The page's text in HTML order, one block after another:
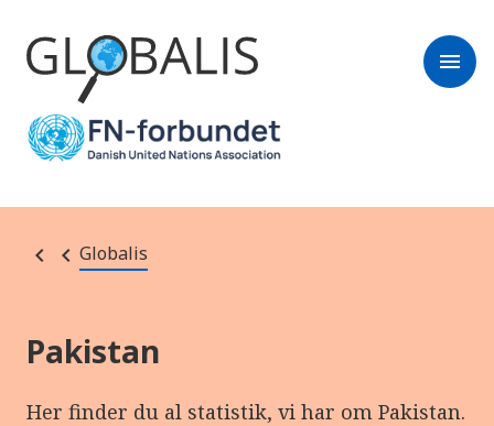
menu
Globalis
Pakistan
Her finder du al statistik, vi har om Pakistan.